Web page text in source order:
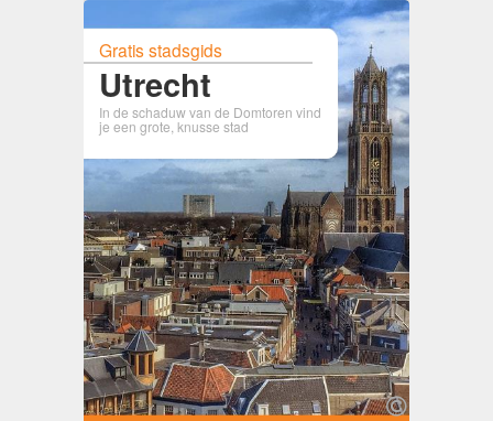
Gratis stadsgids
Utrecht
In de schaduw van de Domtoren vind
je een grote, knusse stad